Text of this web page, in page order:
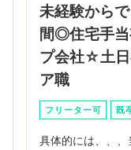
未経験から
間◎住宅手
プ会社☆土日
ア職
フリーター可 既
具体的には、、、